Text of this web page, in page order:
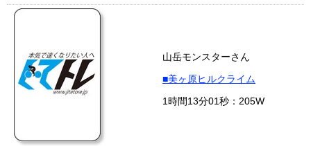
山岳モンスターさん
■美ヶ原ヒルクライム
1時間13分01秒：205W